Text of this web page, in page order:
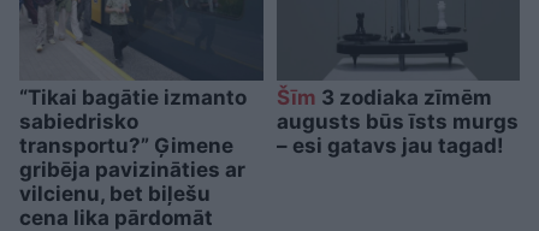
“Tikai bagātie izmanto
sabiedrisko
transportu?” Ģimene
gribēja pavizināties ar
vilcienu, bet biļešu
cena lika pārdomāt
Šīm 3 zodiaka zīmēm
augusts būs īsts murgs
– esi gatavs jau tagad!